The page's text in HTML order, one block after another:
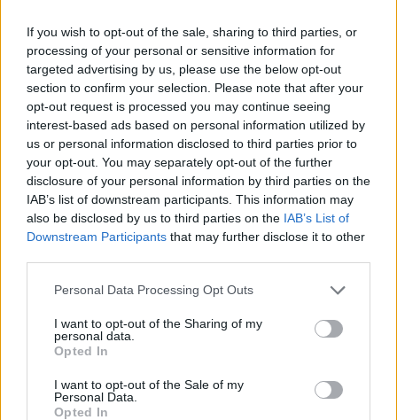
If you wish to opt-out of the sale, sharing to third parties, or
processing of your personal or sensitive information for
targeted advertising by us, please use the below opt-out
section to confirm your selection. Please note that after your
opt-out request is processed you may continue seeing
interest-based ads based on personal information utilized by
us or personal information disclosed to third parties prior to
your opt-out. You may separately opt-out of the further
disclosure of your personal information by third parties on the
IAB’s list of downstream participants. This information may
also be disclosed by us to third parties on the IAB’s List of
Downstream Participants that may further disclose it to other
Personal Data Processing Opt Outs
I want to opt-out of the Sharing of my
personal data.
Opted In
I want to opt-out of the Sale of my
Personal Data.
Opted In
ΔΕΙΤΕ ΕΠΙΣΗΣ
ΣΤΗΝ ΙΔΙΑ ΚΑΤΗΓΟΡΙΑ
Εντοπίστηκε σήραγγα 40
μέτρων στη Λιθουανία για τη
διέλευση παράνομων
μεταναστών από τη
Λευκορωσία
ΧΤΕΣ
Λιθουανοί συνοριοφύλακες δέχθηκαν
σύλληψή τους, οι αξιωματικοί
αναγκάστηκαν να υποχωρήσουν και οι
Πύραυλος προσέκρουσε στη
ιχθύος» από NASA και SpaceX;